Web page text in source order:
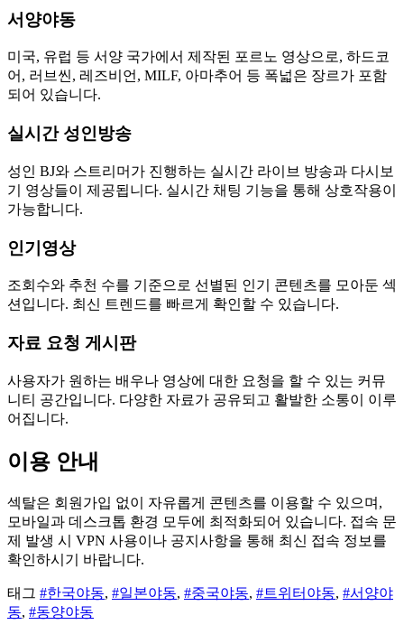
서양야동
미국, 유럽 등 서양 국가에서 제작된 포르노 영상으로, 하드코
어, 러브씬, 레즈비언, MILF, 아마추어 등 폭넓은 장르가 포함
되어 있습니다.
실시간 성인방송
성인 BJ와 스트리머가 진행하는 실시간 라이브 방송과 다시보
기 영상들이 제공됩니다. 실시간 채팅 기능을 통해 상호작용이
가능합니다.
인기영상
조회수와 추천 수를 기준으로 선별된 인기 콘텐츠를 모아둔 섹
션입니다. 최신 트렌드를 빠르게 확인할 수 있습니다.
자료 요청 게시판
사용자가 원하는 배우나 영상에 대한 요청을 할 수 있는 커뮤
니티 공간입니다. 다양한 자료가 공유되고 활발한 소통이 이루
어집니다.
이용 안내
섹탈은 회원가입 없이 자유롭게 콘텐츠를 이용할 수 있으며,
모바일과 데스크톱 환경 모두에 최적화되어 있습니다. 접속 문
제 발생 시 VPN 사용이나 공지사항을 통해 최신 접속 정보를
확인하시기 바랍니다.
태그 #한국야동, #일본야동, #중국야동, #트위터야동, #서양야
동, #동양야동